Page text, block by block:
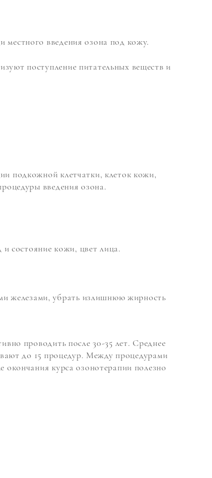
введения озона под кожу.
поступление питательных веществ и
подкожной клетчатки, клеток кожи,
введения озона.
состояние кожи, цвет лица.
железами, убрать излишнюю жирность
проводить после 30-35 лет. Среднее
до 15 процедур. Между процедурами
курса озонотерапии полезно